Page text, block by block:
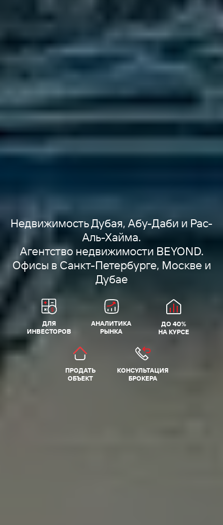
Недвижимость Дубая, Абу-Даби и Рас-
Аль-Хайма.
Агентство недвижимости BEYOND.
Офисы в Санкт-Петербурге, Москве и
Дубае
ДЛЯ
ИНВЕСТОРОВ
АНАЛИТИКА
РЫНКА
ДО 40%
НА КУРСЕ
ПРОДАТЬ
ОБЪЕКТ
КОНСУЛЬТАЦИЯ
БРОКЕРА